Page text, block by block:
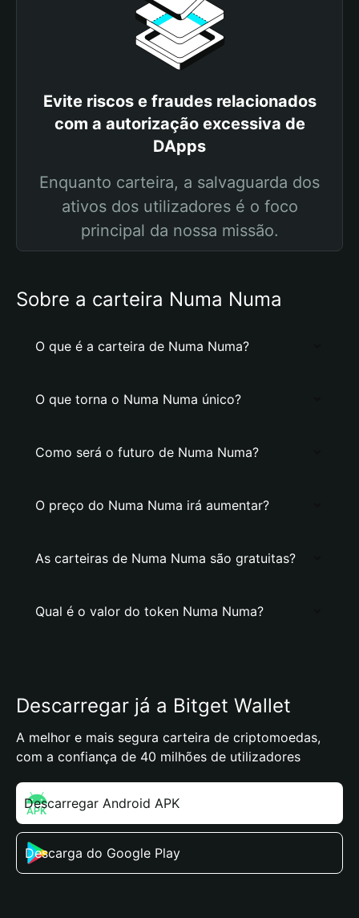
Evite riscos e fraudes relacionados
com a autorização excessiva de
DApps
Enquanto carteira, a salvaguarda dos
ativos dos utilizadores é o foco
principal da nossa missão.
Sobre a carteira Numa Numa
O que é a carteira de Numa Numa?
O que torna o Numa Numa único?
Como será o futuro de Numa Numa?
O preço do Numa Numa irá aumentar?
As carteiras de Numa Numa são gratuitas?
Qual é o valor do token Numa Numa?
Descarregar já a Bitget Wallet
A melhor e mais segura carteira de criptomoedas,
com a confiança de 40 milhões de utilizadores
Descarregar Android APK
Descarga do Google Play